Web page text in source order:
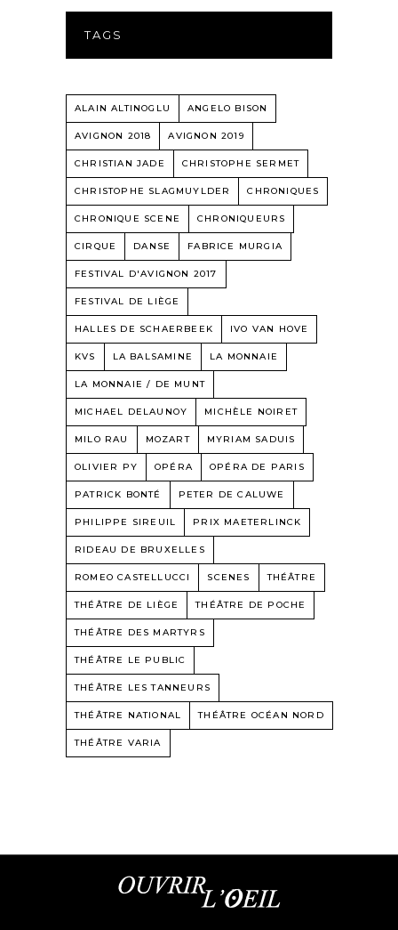
TAGS
ALAIN ALTINOGLU ANGELO BISON
AVIGNON 2018 AVIGNON 2019
CHRISTIAN JADE CHRISTOPHE SERMET
CHRISTOPHE SLAGMUYLDER CHRONIQUES
CHRONIQUE SCENE CHRONIQUEURS
CIRQUE DANSE FABRICE MURGIA
FESTIVAL D'AVIGNON 2017
FESTIVAL DE LIÈGE
HALLES DE SCHAERBEEK IVO VAN HOVE
KVS LA BALSAMINE LA MONNAIE
LA MONNAIE / DE MUNT
MICHAEL DELAUNOY MICHÈLE NOIRET
MILO RAU MOZART MYRIAM SADUIS
OLIVIER PY OPÉRA OPÉRA DE PARIS
PATRICK BONTÉ PETER DE CALUWE
PHILIPPE SIREUIL PRIX MAETERLINCK
RIDEAU DE BRUXELLES
ROMEO CASTELLUCCI SCENES THÉÂTRE
THÉÂTRE DE LIÈGE THÉÂTRE DE POCHE
THÉÂTRE DES MARTYRS
THÉÂTRE LE PUBLIC
THÉÂTRE LES TANNEURS
THÉÂTRE NATIONAL THÉÂTRE OCÉAN NORD
THÉÂTRE VARIA